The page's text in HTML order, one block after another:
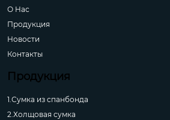
О Hас
Продукция
Новости
Контакты
Продукция
1.Сумка из спанбонда
2.Холщовая сумка